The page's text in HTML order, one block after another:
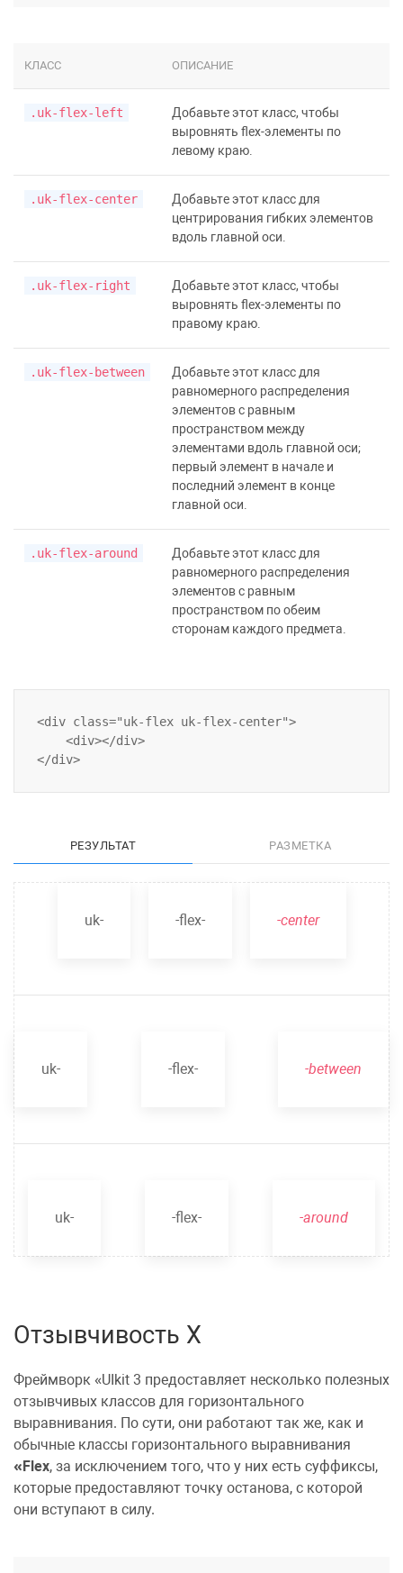
КЛАСС ОПИСАНИЕ
.uk-flex-left
Добавьте этот класс, чтобы
выровнять flex-элементы по
левому краю.
.uk-flex-center
Добавьте этот класс для
центрирования гибких элементов
вдоль главной оси.
.uk-flex-right
Добавьте этот класс, чтобы
выровнять flex-элементы по
правому краю.
.uk-flex-between
Добавьте этот класс для
равномерного распределения
элементов с равным
пространством между
элементами вдоль главной оси;
первый элемент в начале и
последний элемент в конце
главной оси.
.uk-flex-around
Добавьте этот класс для
равномерного распределения
элементов с равным
пространством по обеим
сторонам каждого предмета.
<div class="uk-flex uk-flex-center">
    <div></div>
РЕЗУЛЬТАТ РАЗМЕТКА
uk- -flex- -center
uk- -flex- -between
uk- -flex- -around
Отзывчивость X
Фреймворк UIkit 3 предоставляет несколько полезных
отзывчивых классов для горизонтального
выравнивания. По сути, они работают так же, как и
обычные классы горизонтального выравнивания
Flex, за исключением того, что у них есть суффиксы,
которые предоставляют точку останова, с которой
они вступают в силу.